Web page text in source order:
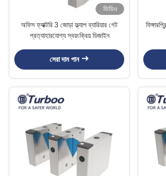
ভিডিও
অফিস ফ্যাক্টরি 3 জোড়া ফ্ল্যাপ ব্যারিয়ার গেট
প্রত্যাহারযোগ্য স্বয়ংক্রিয় ডিজাইন
সেরা দাম পান